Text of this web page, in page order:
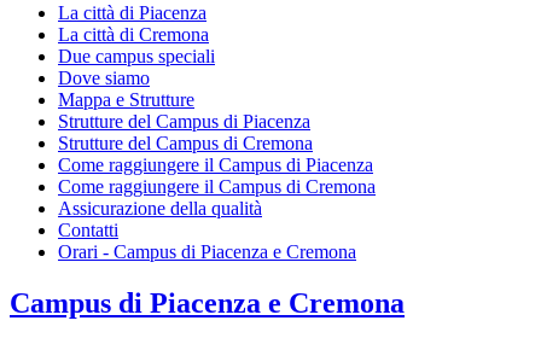
La città di Piacenza
La città di Cremona
Due campus speciali
Dove siamo
Mappa e Strutture
Strutture del Campus di Piacenza
Strutture del Campus di Cremona
Come raggiungere il Campus di Piacenza
Come raggiungere il Campus di Cremona
Assicurazione della qualità
Contatti
Orari - Campus di Piacenza e Cremona
Campus di Piacenza e Cremona